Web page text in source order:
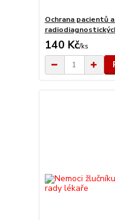
Ochrana pacientů
140 Kč/ks